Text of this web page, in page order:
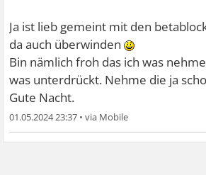
Ja ist lieb gemeint mit den
da auch überwinden
Bin nämlich froh das ich was
was unterdrückt. Nehme die ja
Gute Nacht.
01.05.2024 23:37 •